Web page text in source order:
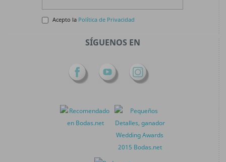
Acepto la Política de Privacidad
SÍGUENOS EN
Facebook YouTube